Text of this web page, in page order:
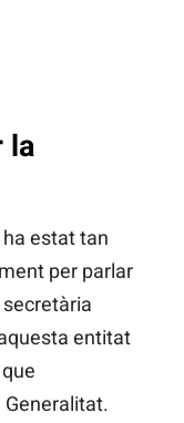
la
estat tan
per parlar
secretària
entitat
Generalitat.